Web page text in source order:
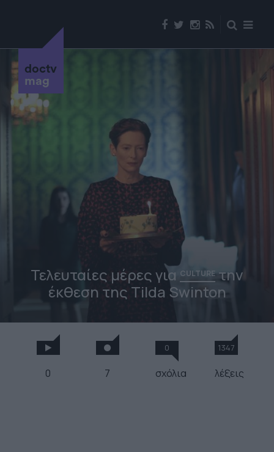
doctv
mag
Τελευταίες μέρες για CULTUREτην
έκθεση της Tilda Swinton
0 7
0
σχόλια
1347
λέξεις